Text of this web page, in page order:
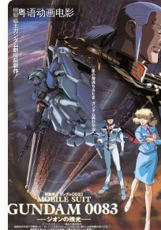
粤语动画电影